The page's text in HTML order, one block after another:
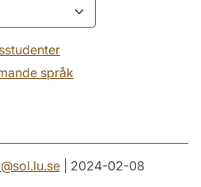
språk
@sol.lu.se | 2024-02-08